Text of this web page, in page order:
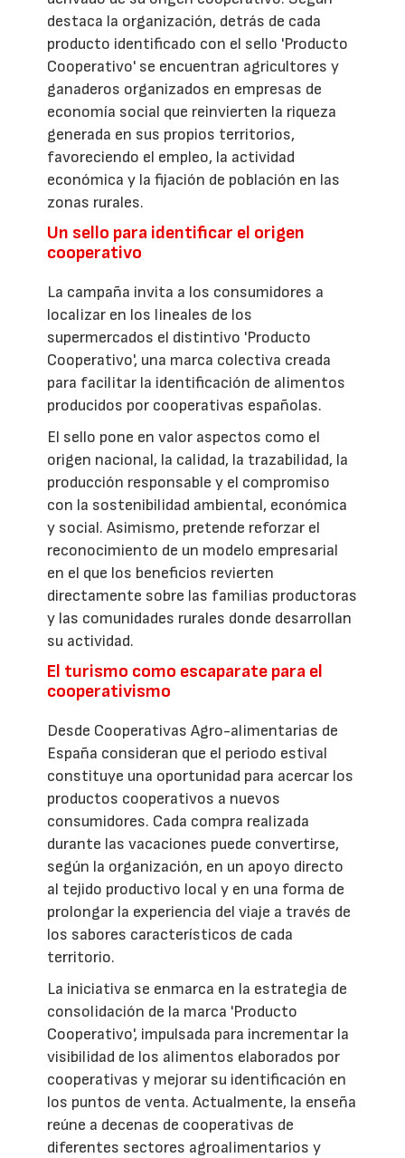
destaca la organización, detrás de cada
producto identificado con el sello 'Producto
Cooperativo' se encuentran agricultores y
ganaderos organizados en empresas de
economía social que reinvierten la riqueza
generada en sus propios territorios,
favoreciendo el empleo, la actividad
económica y la fijación de población en las
zonas rurales.
Un sello para identificar el origen
cooperativo
La campaña invita a los consumidores a
localizar en los lineales de los
supermercados el distintivo 'Producto
Cooperativo', una marca colectiva creada
para facilitar la identificación de alimentos
producidos por cooperativas españolas.
El sello pone en valor aspectos como el
origen nacional, la calidad, la trazabilidad, la
producción responsable y el compromiso
con la sostenibilidad ambiental, económica
y social. Asimismo, pretende reforzar el
reconocimiento de un modelo empresarial
en el que los beneficios revierten
directamente sobre las familias productoras
y las comunidades rurales donde desarrollan
su actividad.
El turismo como escaparate para el
cooperativismo
Desde Cooperativas Agro-alimentarias de
España consideran que el periodo estival
constituye una oportunidad para acercar los
productos cooperativos a nuevos
consumidores. Cada compra realizada
durante las vacaciones puede convertirse,
según la organización, en un apoyo directo
al tejido productivo local y en una forma de
prolongar la experiencia del viaje a través de
los sabores característicos de cada
territorio.
La iniciativa se enmarca en la estrategia de
consolidación de la marca 'Producto
Cooperativo', impulsada para incrementar la
visibilidad de los alimentos elaborados por
cooperativas y mejorar su identificación en
los puntos de venta. Actualmente, la enseña
reúne a decenas de cooperativas de
diferentes sectores agroalimentarios y